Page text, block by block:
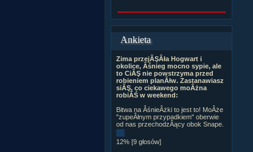
Ankieta
Zima przejĂŞÂła Hogwart i
okolice, Âśnieg mocno sypie, ale
to CiĂŞ nie powstrzyma przed
robieniem planĂłw. Zastanawiasz
siĂŞ, co ciekawego moÂżna
robiĂŚ w weekend:
Bitwa na ÂśnieÂżki to jest to! MoÂże
"zupeÂłnym przypadkiem" oberwie
od nas przechodzÂący obok Snape.
12% [9 głosów]